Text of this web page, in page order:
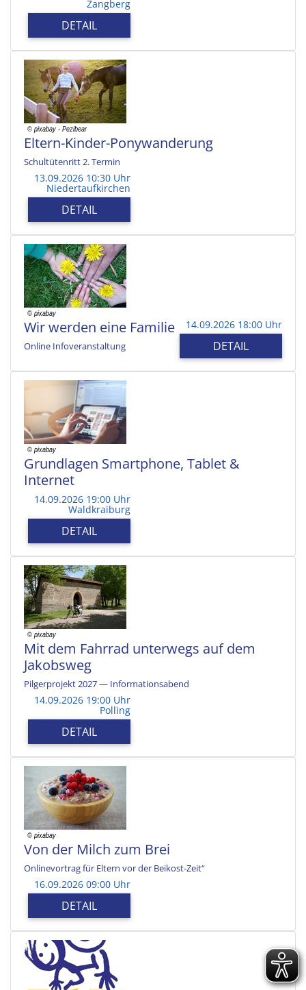
Zangberg
DETAIL
Eltern-Kinder-Ponywanderung
Schultütenritt 2. Termin
13.09.2026 10:30 Uhr
Niedertaufkirchen
DETAIL
Wir werden eine Familie
Online Infoveranstaltung
14.09.2026 18:00 Uhr
DETAIL
Grundlagen Smartphone, Tablet &
Internet
14.09.2026 19:00 Uhr
Waldkraiburg
DETAIL
Mit dem Fahrrad unterwegs auf dem
Jakobsweg
Pilgerprojekt 2027 — Informationsabend
14.09.2026 19:00 Uhr
Polling
DETAIL
Von der Milch zum Brei
Onlinevortrag für Eltern vor der Beikost-Zeit“
16.09.2026 09:00 Uhr
DETAIL